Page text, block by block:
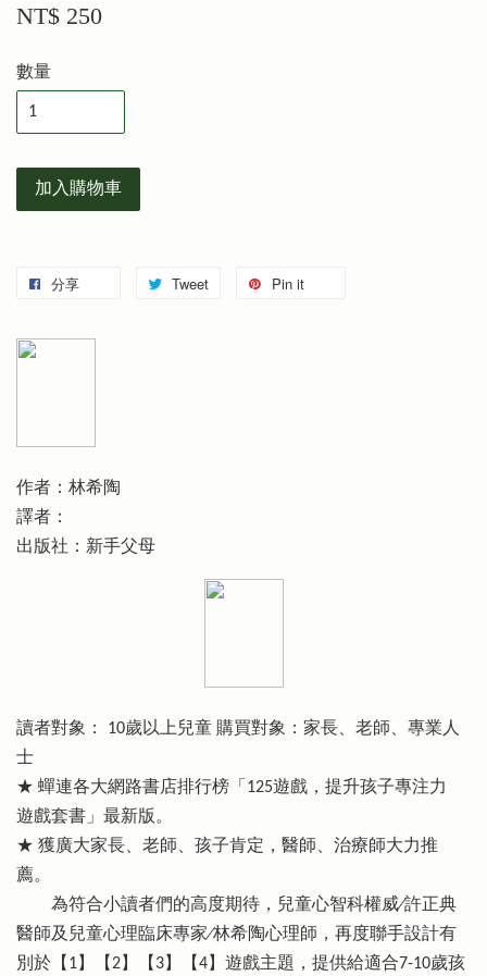
NT$ 250
數量
加入購物車
分享 Tweet Pin it
作者：林希陶
譯者：
出版社：新手父母
讀者對象： 10歲以上兒童 購買對象：家長、老師、專業人
士
★ 蟬連各大網路書店排行榜「125遊戲，提升孩子專注力
遊戲套書」最新版。
★ 獲廣大家長、老師、孩子肯定，醫師、治療師大力推
薦。
為符合小讀者們的高度期待，兒童心智科權威∕許正典
醫師及兒童心理臨床專家∕林希陶心理師，再度聯手設計有
別於【1】【2】【3】【4】遊戲主題，提供給適合7-10歲孩